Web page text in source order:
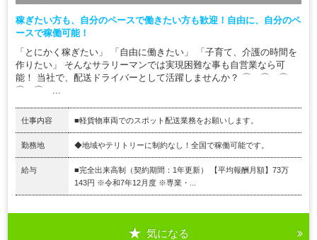
稼ぎたい方も、自分のペースで働きたい方も歓迎！自由に、自分のペ
ースで稼働可能！
「とにかく稼ぎたい」 「自由に働きたい」 「子育て、介護の時間を
作りたい」 そんなサラリーマンでは実現困難な事も自営業なら可
能！ 当社で、配送ドライバーとして活躍しませんか？ ⌒ ⌒ ⌒
⌒ ⌒ ...
仕事内容 ■軽貨物車両でのスポット配送業務をお願いします。
勤務地 ◆地域やテリトリーに制約なし！全国で稼働可能です。
給与
■完全出来高制（契約期間：1年更新） 【平均報酬月額】73万
143円 ※令和7年12月度 ※専業・...
気になる